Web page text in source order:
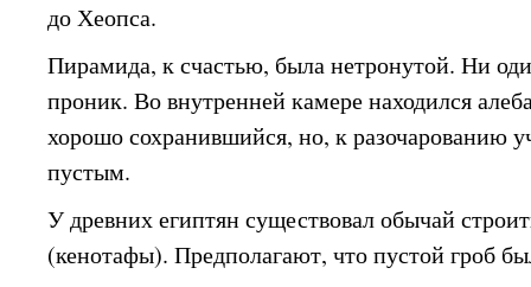
до Хеопса.
Пирамида, к счастью, была нетронутой. Ни
проник. Во внутренней камере находился
хорошо сохранившийся, но, к разочарованию
пустым.
У древних египтян существовал обычай
(кенотафы). Предполагают, что пустой гроб